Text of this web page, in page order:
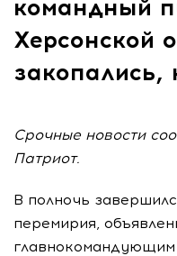
командный
Херсонской
закопались,
Срочные новости
Патриот.
В полночь
перемирия,